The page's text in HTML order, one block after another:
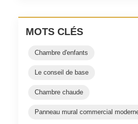
MOTS CLÉS
Chambre d'enfants
Le conseil de base
Chambre chaude
Panneau mural commercial